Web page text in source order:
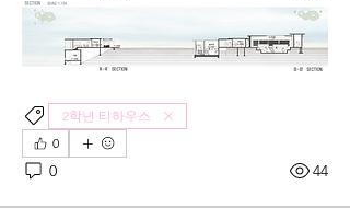
2학년 티하우스
0
0 44